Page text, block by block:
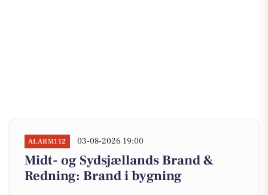
ALARM112 03-08-2026 19:00
Midt- og Sydsjællands Brand &
Redning: Brand i bygning